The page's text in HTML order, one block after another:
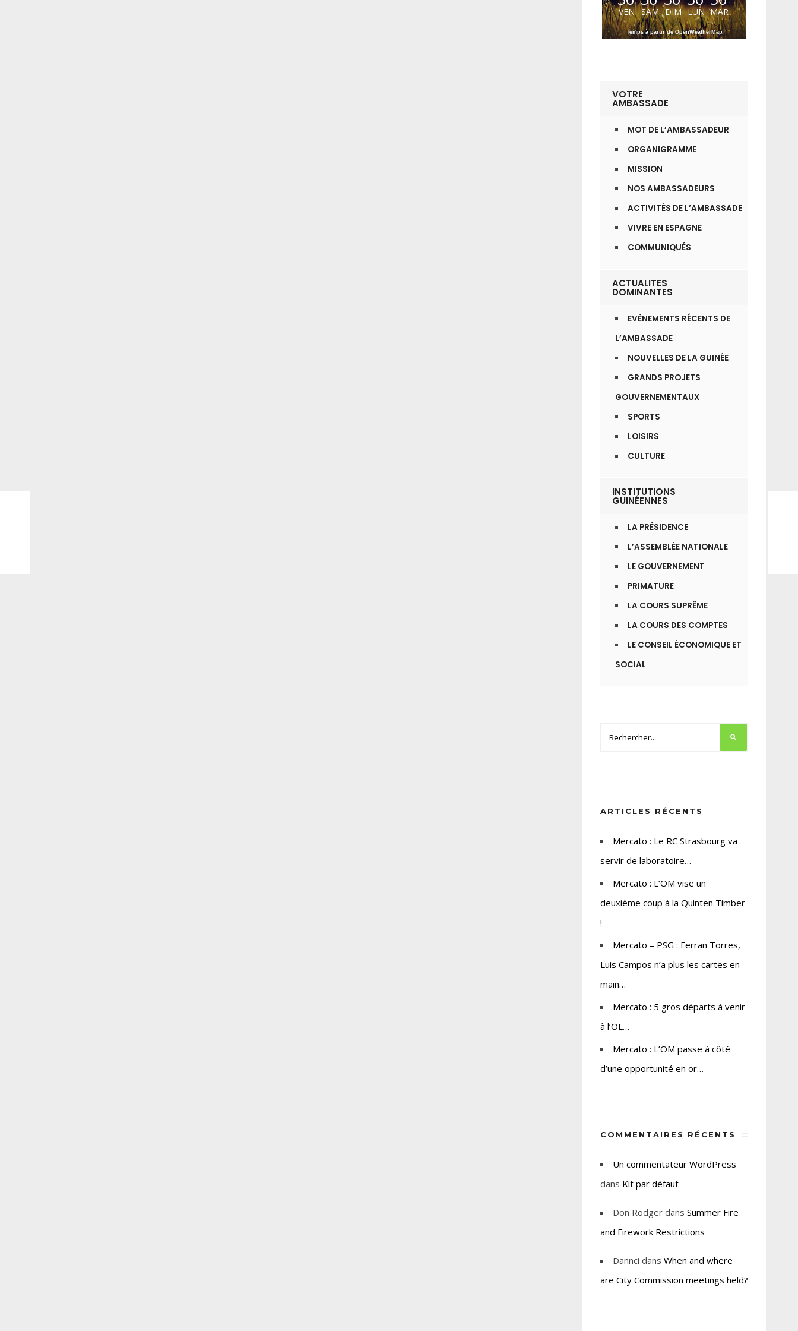
VEN SAM DIM LUN MAR
Temps à partir de OpenWeatherMap
VOTRE
AMBASSADE
MOT DE L’AMBASSADEUR
ORGANIGRAMME
MISSION
NOS AMBASSADEURS
ACTIVITÉS DE L’AMBASSADE
VIVRE EN ESPAGNE
COMMUNIQUÉS
ACTUALITES
DOMINANTES
EVÈNEMENTS RÉCENTS DE
L’AMBASSADE
NOUVELLES DE LA GUINÉE
GRANDS PROJETS
GOUVERNEMENTAUX
SPORTS
LOISIRS
CULTURE
INSTITUTIONS
GUINÉENNES
LA PRÉSIDENCE
L’ASSEMBLÉE NATIONALE
LE GOUVERNEMENT
PRIMATURE
LA COURS SUPRÊME
LA COURS DES COMPTES
LE CONSEIL ÉCONOMIQUE ET
SOCIAL
ARTICLES RÉCENTS
Mercato : Le RC Strasbourg va
servir de laboratoire…
Mercato : L’OM vise un
deuxième coup à la Quinten Timber
!
Mercato – PSG : Ferran Torres,
Luis Campos n’a plus les cartes en
main…
Mercato : 5 gros départs à venir
à l’OL…
Mercato : L’OM passe à côté
d’une opportunité en or…
COMMENTAIRES RÉCENTS
Un commentateur WordPress
dans Kit par défaut
Don Rodger dansSummer Fire
and Firework Restrictions
Dannci dansWhen and where
are City Commission meetings held?